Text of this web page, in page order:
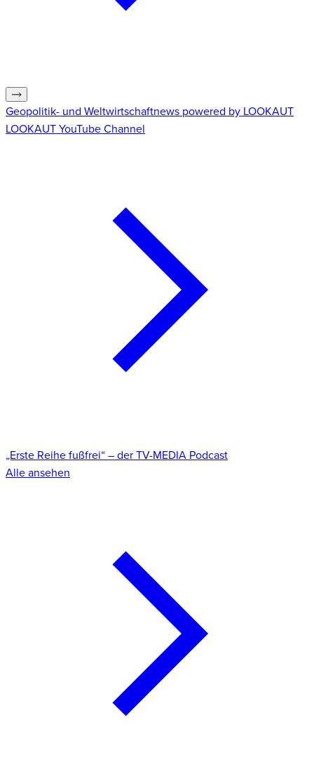
Geopolitik- und Weltwirtschaftnews powered by LOOKAUT
LOOKAUT YouTube Channel
„Erste Reihe fußfrei“ – der TV-MEDIA Podcast
Alle ansehen